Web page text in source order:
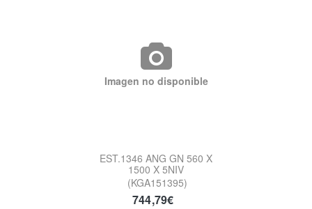
Imagen no disponible
EST.1346 ANG GN 560 X
1500 X 5NIV
(KGA151395)
744,79€